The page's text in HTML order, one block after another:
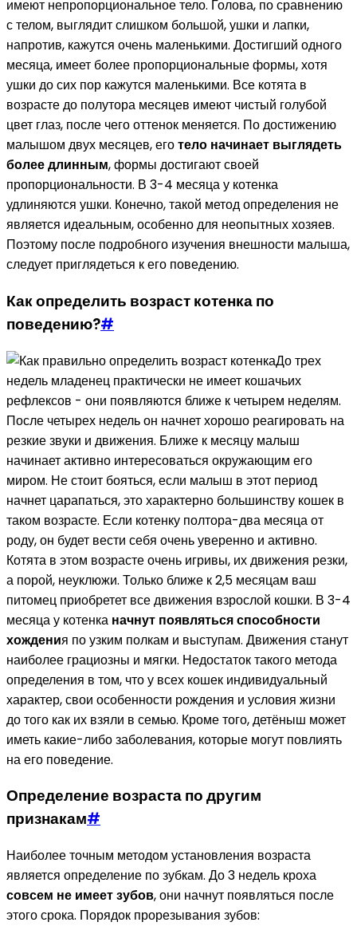
имеют непропорциональное тело. Голова, по сравнению
с телом, выглядит слишком большой, ушки и лапки,
напротив, кажутся очень маленькими. Достигший одного
месяца, имеет более пропорциональные формы, хотя
ушки до сих пор кажутся маленькими. Все котята в
возрасте до полутора месяцев имеют чистый голубой
цвет глаз, после чего оттенок меняется. По достижению
малышом двух месяцев, еготело начинает выглядеть
более длинным, формы достигают своей
пропорциональности. В 3-4 месяца у котенка
удлиняются ушки. Конечно, такой метод определения не
является идеальным, особенно для неопытных хозяев.
Поэтому после подробного изучения внешности малыша,
следует приглядеться к его поведению.
Как определить возраст котенка по
поведению?#
До трех
недель младенец практически не имеет кошачьих
рефлексов - они появляются ближе к четырем неделям.
После четырех недель он начнет хорошо реагировать на
резкие звуки и движения. Ближе к месяцу малыш
начинает активно интересоваться окружающим его
миром. Не стоит бояться, если малыш в этот период
начнет царапаться, это характерно большинству кошек в
таком возрасте. Если котенку полтора-два месяца от
роду, он будет вести себя очень уверенно и активно.
Котята в этом возрасте очень игривы, их движения резки,
а порой, неуклюжи. Только ближе к 2,5 месяцам ваш
питомец приобретет все движения взрослой кошки. В 3-4
месяца у котенка начнут появляться способности
хождения по узким полкам и выступам. Движения станут
наиболее грациозны и мягки. Недостаток такого метода
определения в том, что у всех кошек индивидуальный
характер, свои особенности рождения и условия жизни
до того как их взяли в семью. Кроме того, детёныш может
иметь какие-либо заболевания, которые могут повлиять
на его поведение.
Определение возраста по другим
признакам#
Наиболее точным методом установления возраста
является определение по зубкам. До 3 недель кроха
совсем не имеет зубов, они начнут появляться после
этого срока. Порядок прорезывания зубов: